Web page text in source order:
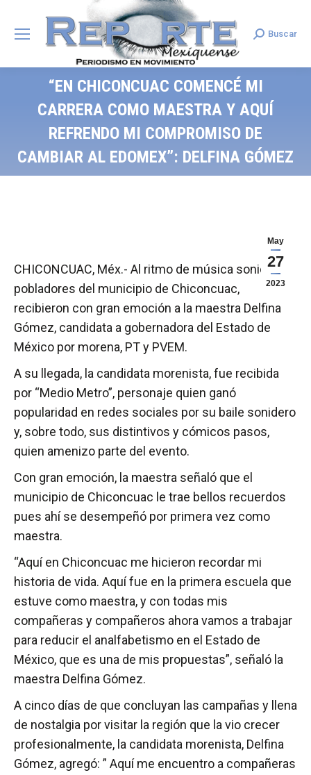
Search:
Buscar
“EN CHICONCUAC COMENCÉ MI
CARRERA COMO MAESTRA Y AQUÍ
REFRENDO MI COMPROMISO DE
CAMBIAR AL EDOMEX”: DELFINA GÓMEZ
May
27
2023
CHICONCUAC, Méx.- Al ritmo de música sonidera,
pobladores del municipio de Chiconcuac,
recibieron con gran emoción a la maestra Delfina
Gómez, candidata a gobernadora del Estado de
México por morena, PT y PVEM.
A su llegada, la candidata morenista, fue recibida
por “Medio Metro”, personaje quien ganó
popularidad en redes sociales por su baile sonidero
y, sobre todo, sus distintivos y cómicos pasos,
quien amenizo parte del evento.
Con gran emoción, la maestra señaló que el
municipio de Chiconcuac le trae bellos recuerdos
pues ahí se desempeñó por primera vez como
maestra.
“Aquí en Chiconcuac me hicieron recordar mi
historia de vida. Aquí fue en la primera escuela que
estuve como maestra, y con todas mis
compañeras y compañeros ahora vamos a trabajar
para reducir el analfabetismo en el Estado de
México, que es una de mis propuestas”, señaló la
maestra Delfina Gómez.
A cinco días de que concluyan las campañas y llena
de nostalgia por visitar la región que la vio crecer
profesionalmente, la candidata morenista, Delfina
Gómez, agregó: ” Aquí me encuentro a compañeras